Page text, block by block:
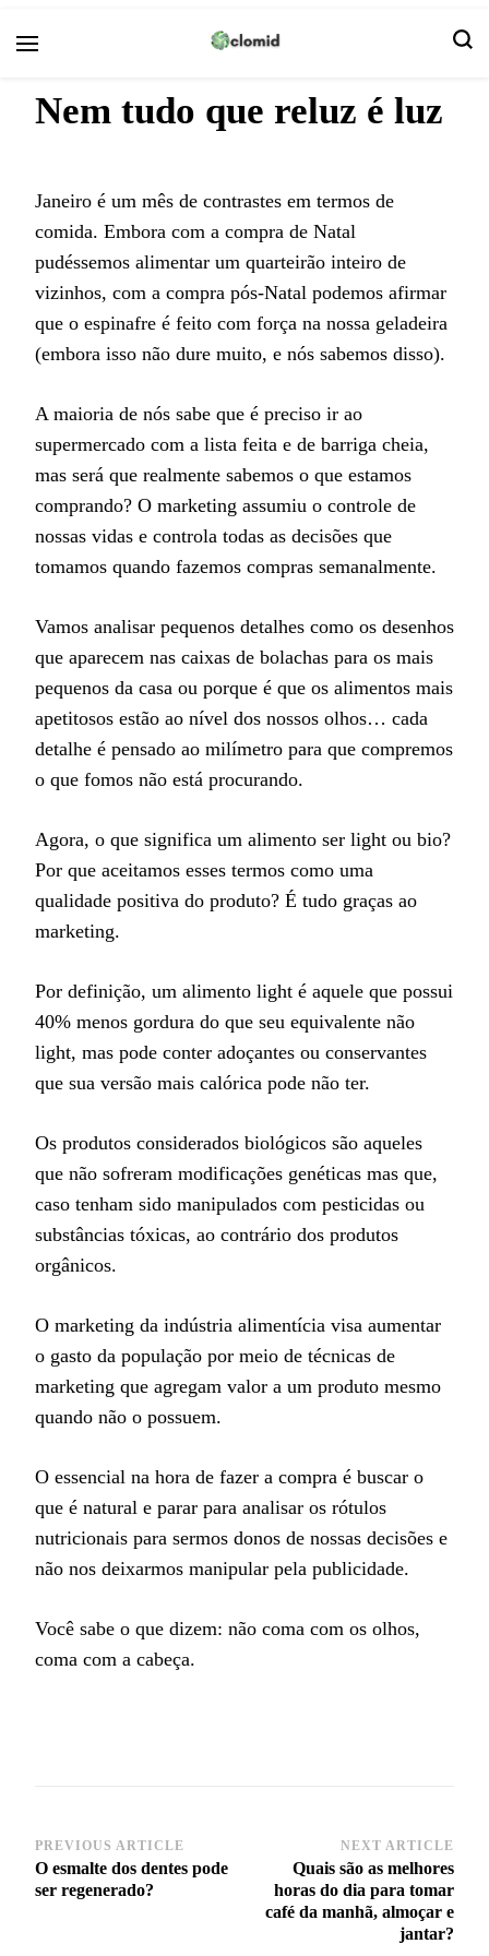
Nem tudo que reluz é luz
Janeiro é um mês de contrastes em termos de
comida. Embora com a compra de Natal
pudéssemos alimentar um quarteirão inteiro de
vizinhos, com a compra pós-Natal podemos afirmar
que o espinafre é feito com força na nossa geladeira
(embora isso não dure muito, e nós sabemos disso).
A maioria de nós sabe que é preciso ir ao
supermercado com a lista feita e de barriga cheia,
mas será que realmente sabemos o que estamos
comprando? O marketing assumiu o controle de
nossas vidas e controla todas as decisões que
tomamos quando fazemos compras semanalmente.
Vamos analisar pequenos detalhes como os desenhos
que aparecem nas caixas de bolachas para os mais
pequenos da casa ou porque é que os alimentos mais
apetitosos estão ao nível dos nossos olhos… cada
detalhe é pensado ao milímetro para que compremos
o que fomos não está procurando.
Agora, o que significa um alimento ser light ou bio?
Por que aceitamos esses termos como uma
qualidade positiva do produto? É tudo graças ao
marketing.
Por definição, um alimento light é aquele que possui
40% menos gordura do que seu equivalente não
light, mas pode conter adoçantes ou conservantes
que sua versão mais calórica pode não ter.
Os produtos considerados biológicos são aqueles
que não sofreram modificações genéticas mas que,
caso tenham sido manipulados com pesticidas ou
substâncias tóxicas, ao contrário dos produtos
orgânicos.
O marketing da indústria alimentícia visa aumentar
o gasto da população por meio de técnicas de
marketing que agregam valor a um produto mesmo
quando não o possuem.
O essencial na hora de fazer a compra é buscar o
que é natural e parar para analisar os rótulos
nutricionais para sermos donos de nossas decisões e
não nos deixarmos manipular pela publicidade.
Você sabe o que dizem: não coma com os olhos,
coma com a cabeça.
Post
Navigation
PREVIOUS ARTICLE
O esmalte dos dentes pode
ser regenerado?
NEXT ARTICLE
Quais são as melhores
horas do dia para tomar
café da manhã, almoçar e
jantar?